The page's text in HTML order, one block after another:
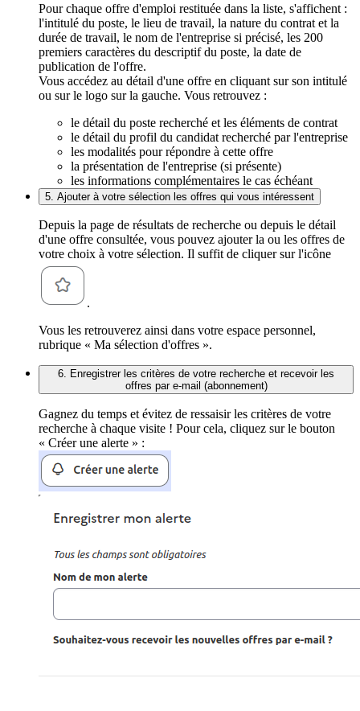
Pour chaque offre d'emploi restituée dans la liste, s'affichent :
l'intitulé du poste, le lieu de travail, la nature du contrat et la
durée de travail, le nom de l'entreprise si précisé, les 200
premiers caractères du descriptif du poste, la date de
publication de l'offre.
Vous accédez au détail d'une offre en cliquant sur son intitulé
ou sur le logo sur la gauche. Vous retrouvez :
le détail du poste recherché et les éléments de contrat
le détail du profil du candidat recherché par l'entreprise
les modalités pour répondre à cette offre
la présentation de l'entreprise (si présente)
les informations complémentaires le cas échéant
5. Ajouter à votre sélection les offres qui vous intéressent
Depuis la page de résultats de recherche ou depuis le détail
d'une offre consultée, vous pouvez ajouter la ou les offres de
votre choix à votre sélection. Il suffit de cliquer sur l'icône
.
Vous les retrouverez ainsi dans votre espace personnel,
rubrique « Ma sélection d'offres ».
6. Enregistrer les critères de votre recherche et recevoir les
offres par e-mail (abonnement)
Gagnez du temps et évitez de ressaisir les critères de votre
recherche à chaque visite ! Pour cela, cliquez sur le bouton
« Créer une alerte » :